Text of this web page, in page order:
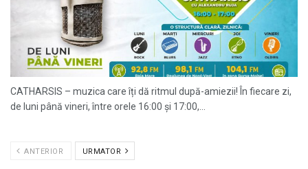
CATHARSIS – muzica care îți dă ritmul după-amiezii! În fiecare zi,
de luni până vineri, între orele 16:00 și 17:00,...
ANTERIOR URMATOR